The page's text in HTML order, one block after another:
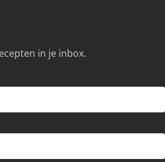
in je inbox.